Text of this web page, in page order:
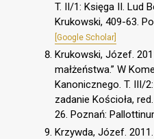
T. II/1: Księga II. Lud
Krukowski, 409-63.
[Google Scholar]
Krukowski, Józef.
małżeństwa.” W
Kanonicznego. T. III/
zadanie Kościoła,
26. Poznań:
Krzywda, Józef. 2011.